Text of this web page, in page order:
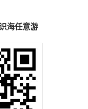
海任意游